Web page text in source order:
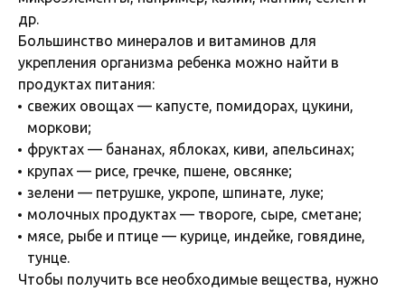
др.
Большинство минералов и витаминов для
укрепления организма ребенка можно найти в
продуктах питания:
свежих овощах — капусте, помидорах, цукини,
моркови;
фруктах — бананах, яблоках, киви, апельсинах;
крупах — рисе, гречке, пшене, овсянке;
зелени — петрушке, укропе, шпинате, луке;
молочных продуктах — твороге, сыре, сметане;
мясе, рыбе и птице — курице, индейке, говядине,
тунце.
Чтобы получить все необходимые вещества, нужно